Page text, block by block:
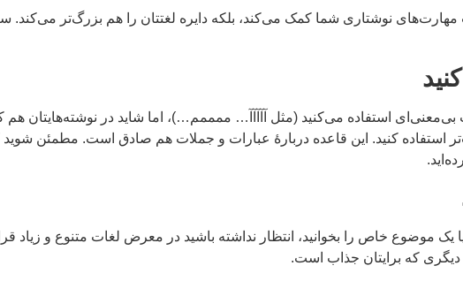
نوشتاری شما کمک می‌کند، بلکه دایره لغتتان را هم بزرگ‌تر می‌کند.
استفاده می‌کنید (مثل آآآآآ… ممممم…)، اما شاید در نوشته‌هایتان
استفاده کنید. این قاعده دربارۀ عبارات و جملات هم صادق است. مطمئن
موضوع خاص را بخوانید، انتظار نداشته باشید در معرض لغات متنوع و زیاد
که برایتان جذاب است.